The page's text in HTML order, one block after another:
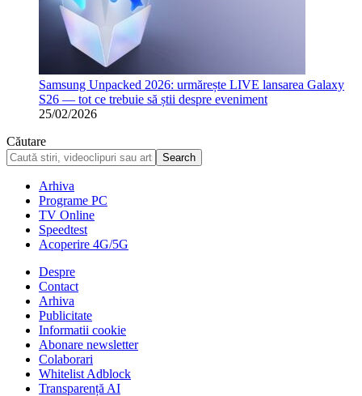
Samsung Unpacked 2026: urmărește LIVE lansarea Galaxy
S26 — tot ce trebuie să știi despre eveniment
25/02/2026
Căutare
Arhiva
Programe PC
TV Online
Speedtest
Acoperire 4G/5G
Despre
Contact
Arhiva
Publicitate
Informatii cookie
Abonare newsletter
Colaborari
Whitelist Adblock
Transparență AI